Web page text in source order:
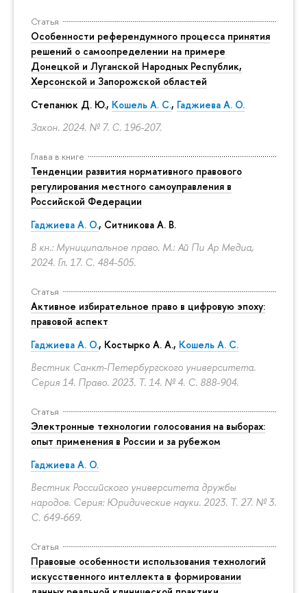
Статья
Особенности референдумного процесса принятия
решений о самоопределении на примере
Донецкой и Луганской Народных Республик,
Херсонской и Запорожской областей
Степанюк Д. Ю., Кошель А. С., Гаджиева А. О.
Закон. 2024. № 7. С. 196-207.
Глава в книге
Тенденции развития нормативного правового
регулирования местного самоуправления в
Российской Федерации
Гаджиева А. О., Ситникова А. В.
В кн.: Муниципальное право. М.: Ай Пи Ар Медиа,
2024. Гл. 17. С. 484-505.
Статья
Активное избирательное право в цифровую эпоху:
правовой аспект
Гаджиева А. О., Костырко А. А., Кошель А. С.
Вестник Санкт-Петербургского университета.
Серия 14. Право. 2023. Т. 14. № 4. С. 888-904.
Статья
Электронные технологии голосования на выборах:
опыт применения в России и за рубежом
Гаджиева А. О.
Вестник Российского университета дружбы
народов. Серия: Юридические науки. 2023. Т. 27. № 3.
С. 649-669.
Статья
Правовые особенности использования технологий
искусственного интеллекта в формировании